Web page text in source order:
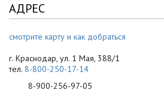
АДРЕС
смотрите карту и как добраться
г. Краснодар, ул. 1 Мая, 388/1
тел. 8-800-250-17-14
8-900-256-97-05